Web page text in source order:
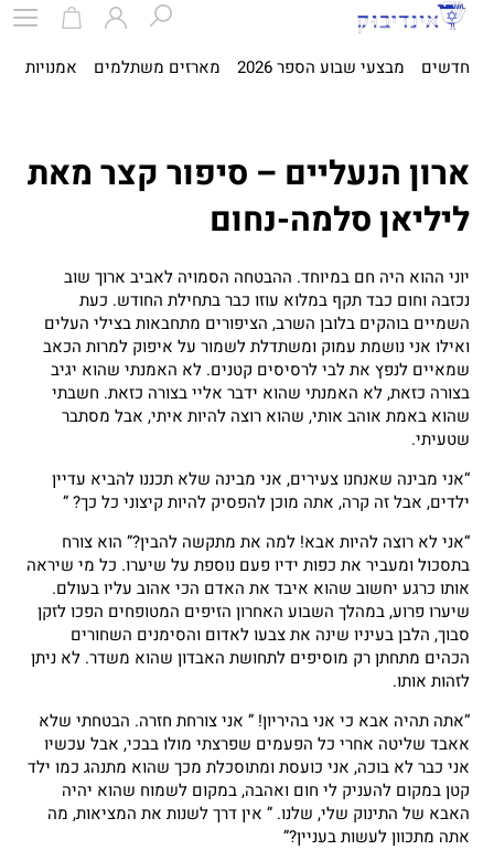
חדשים מבצעי שבוע הספר 2026 מארזים משתלמים אמנויות
ארון הנעליים – סיפור קצר מאת
ליליאן סלמה-נחום
יוני ההוא היה חם במיוחד. ההבטחה הסמויה לאביב ארוך שוב
נכזבה וחום כבד תקף במלוא עוזו כבר בתחילת החודש. כעת
השמיים בוהקים בלובן השרב, הציפורים מתחבאות בצילי העלים
ואילו אני נושמת עמוק ומשתדלת לשמור על איפוק למרות הכאב
שמאיים לנפץ את לבי לרסיסים קטנים. לא האמנתי שהוא יגיב
בצורה כזאת, לא האמנתי שהוא ידבר אליי בצורה כזאת. חשבתי
שהוא באמת אוהב אותי, שהוא רוצה להיות איתי, אבל מסתבר
שטעיתי.
“אני מבינה שאנחנו צעירים, אני מבינה שלא תכננו להביא עדיין
ילדים, אבל זה קרה, אתה מוכן להפסיק להיות קיצוני כל כך? ”
“אני לא רוצה להיות אבא! למה את מתקשה להבין?” הוא צורח
בתסכול ומעביר את כפות ידיו פעם נוספת על שיערו. כל מי שיראה
אותו כרגע יחשוב שהוא איבד את האדם הכי אהוב עליו בעולם.
שיערו פרוע, במהלך השבוע האחרון הזיפים המטופחים הפכו לזקן
סבוך, הלבן בעיניו שינה את צבעו לאדום והסימנים השחורים
הכהים מתחתן רק מוסיפים לתחושת האבדון שהוא משדר. לא ניתן
לזהות אותו.
“אתה תהיה אבא כי אני בהיריון! ” אני צורחת חזרה. הבטחתי שלא
אאבד שליטה אחרי כל הפעמים שפרצתי מולו בבכי, אבל עכשיו
אני כבר לא בוכה, אני כועסת ומתוסכלת מכך שהוא מתנהג כמו ילד
קטן במקום להעניק לי חום ואהבה, במקום לשמוח שהוא יהיה
האבא של התינוק שלי, שלנו. ” אין דרך לשנות את המציאות, מה
אתה מתכוון לעשות בעניין?”